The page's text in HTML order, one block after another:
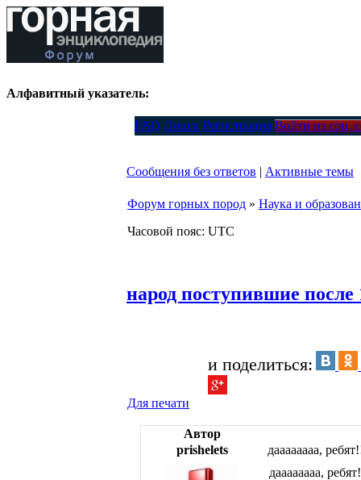
Алфавитный указатель:
FAQ Поиск Регистрация Войти из соц.
Сообщения без ответов | Активные темы
Форум горных пород » Наука и
Часовой пояс: UTC
народ поступившие
и поделиться:
Для печати
Автор
prishelets
даааааааа,
даааааааа,